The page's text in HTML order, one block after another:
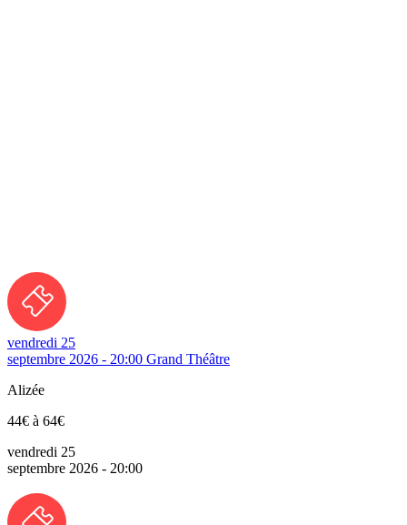
vendredi 25
septembre 2026 - 20:00 Grand Théâtre
Alizée
44€ à 64€
vendredi 25
septembre 2026 - 20:00